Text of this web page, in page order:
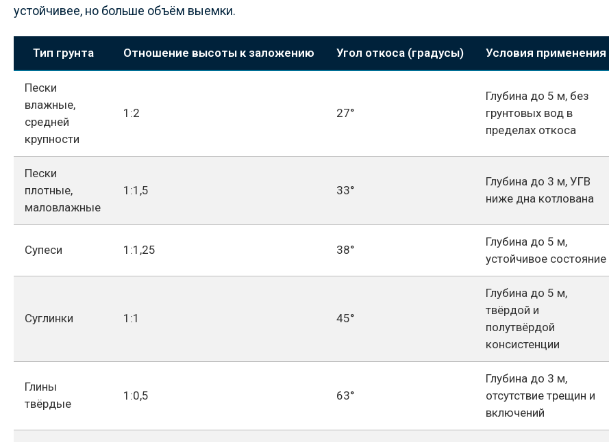
устойчивее, но больше объём выемки.
Тип грунта Отношение высоты к заложению Угол откоса (градусы) Условия применения
Пески
влажные,
средней
крупности
1:2 27°
Глубина до 5 м, без
грунтовых вод в
пределах откоса
Пески
плотные,
маловлажные
1:1,5 33°
Глубина до 3 м, УГВ
ниже дна котлована
Супеси 1:1,25 38°
Глубина до 5 м,
устойчивое состояние
Суглинки 1:1 45°
Глубина до 5 м,
твёрдой и
полутвёрдой
консистенции
Глины
твёрдые
1:0,5 63°
Глубина до 3 м,
отсутствие трещин и
включений